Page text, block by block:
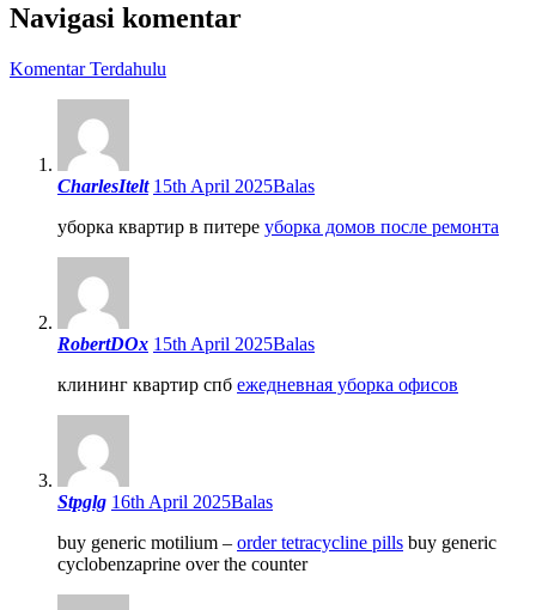
Navigasi komentar
Komentar Terdahulu
CharlesItelt 15th April 2025Balas
уборка квартир в питере уборка домов после ремонта
RobertDOx 15th April 2025Balas
клининг квартир спб ежедневная уборка офисов
Stpglg 16th April 2025Balas
buy generic motilium – order tetracycline pills buy generic
cyclobenzaprine over the counter